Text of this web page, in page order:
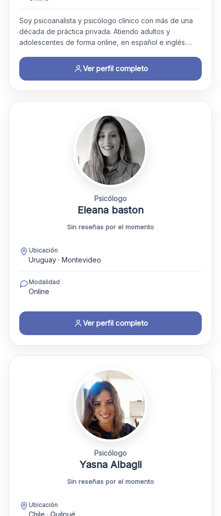
Soy psicoanalista y psicólogo clínico con más de una
década de práctica privada. Atiendo adultos y
adolescentes de forma online, en español e inglés.…
Ver perfil completo
Psicólogo
Eleana baston
Sin reseñas por el momento
Ubicación
Uruguay · Montevideo
Modalidad
Online
Ver perfil completo
Psicólogo
Yasna Albagli
Sin reseñas por el momento
Ubicación
Chile · Quilpué